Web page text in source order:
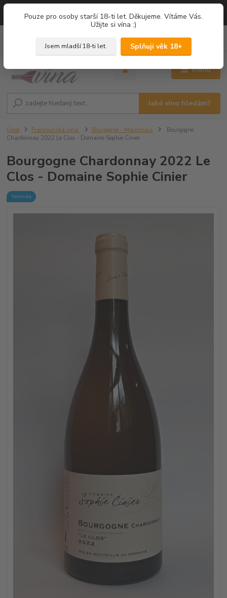
===
Pouze pro osoby starší 18-ti let. Děkujeme. Vítáme Vás.
Užijte si vína :)
Jsem mladší 18-ti let. Splňuji věk 18+
Menu
Jaké víno hledám?
0,00 Kč
Úvod Francouzská vína Bourgogne - Maconnais
Bourgogne
Chardonnay 2022 Le Clos - Domaine Sophie Cinier
Bourgogne Chardonnay 2022 Le
Clos - Domaine Sophie Cinier
Novinka